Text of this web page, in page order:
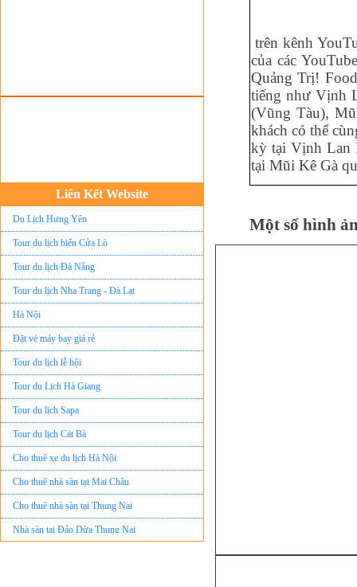
Liên Kết Website
Tour du lịch biển Cửa Lò
Tour du lịch Đà Nẵng
Tour du lịch Nha Trang - Đà Lạt
Đặt vé máy bay giá rẻ
Tour du lịch lễ hội
Tour du Lịch Hà Giang
Tour du lịch Sapa
Tour du lịch Cát Bà
Cho thuê xe du lịch Hà Nội
Cho thuê nhà sàn tại Mai Châu
Cho thuê nhà sàn tại Thung Nai
Nhà sàn tại Đảo Dừa Thung Nai
trên kênh
của các
Quảng Trị!
tiếng như Vịnh
(Vũng Tàu),
khách có thể
kỳ tại Vịnh Lan
tại Mũi Kê Gà
Một số hình